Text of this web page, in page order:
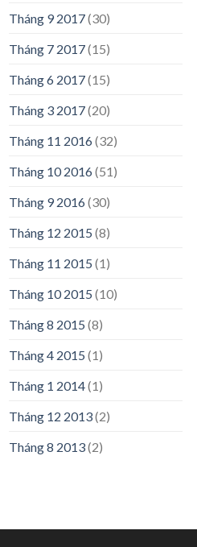
Tháng 9 2017(30)
Tháng 7 2017(15)
Tháng 6 2017(15)
Tháng 3 2017(20)
Tháng 11 2016(32)
Tháng 10 2016(51)
Tháng 9 2016(30)
Tháng 12 2015 (8)
Tháng 11 2015 (1)
Tháng 10 2015 (10)
Tháng 8 2015 (8)
Tháng 4 2015 (1)
Tháng 1 2014(1)
Tháng 12 2013(2)
Tháng 8 2013(2)